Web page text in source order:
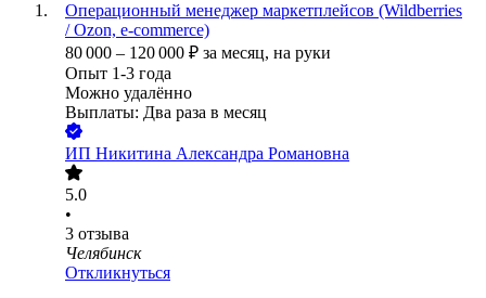
Операционный менеджер маркетплейсов (Wildberries
/ Ozon, e-commerce)
80 000 – 120 000 ₽ за месяц, на руки
Опыт 1-3 года
Можно удалённо
Выплаты: Два раза в месяц
ИП Никитина Александра Романовна
5.0
•
3 отзыва
Челябинск
Откликнуться